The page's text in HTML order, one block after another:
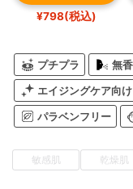
¥798(税込)
プチプラ 無
エイジングケア向け
パラベンフリー
敏感肌 乾燥肌